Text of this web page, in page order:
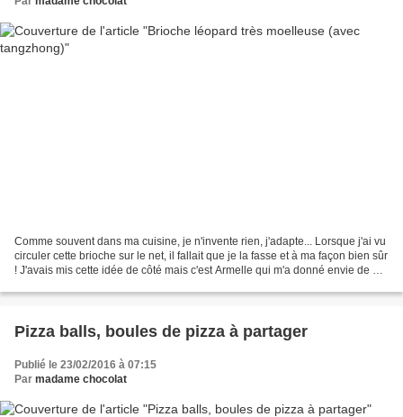
Comme souvent dans ma cuisine, je n'invente rien, j'adapte... Lorsque j'ai vu
circuler cette brioche sur le net, il fallait que je la fasse et à ma façon bien sûr
! J'avais mis cette idée de côté mais c'est Armelle qui m'a donné envie de m'y
Pizza balls, boules de pizza à partager
Publié le 23/02/2016 à 07:15
Par madame chocolat